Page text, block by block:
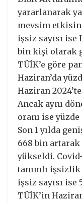
yararlanarak
mevsim
işsiz sayısı ise
bin kişi olarak
TÜİK’e göre
Haziran’da
Haziran
Ancak aynı
oranı ise yüzde
Son 1 yılda
668 bin artarak
yükseldi.
tanımlı işsizlik
işsiz sayısı
TÜİK’in